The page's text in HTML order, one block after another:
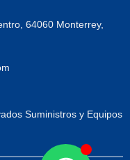
64060 Monterrey,
Suministros y Equipos